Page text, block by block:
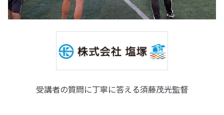
受講者の質問に丁寧に答える須藤茂光監督